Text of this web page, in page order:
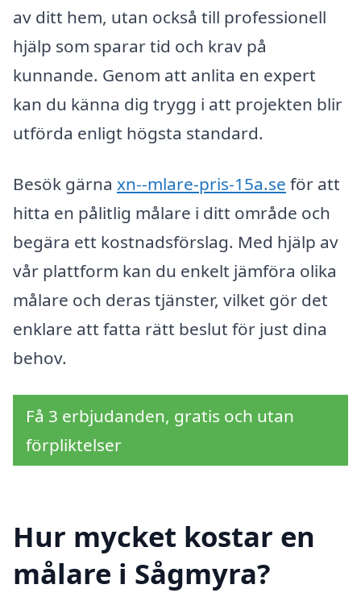
av ditt hem, utan också till professionell
hjälp som sparar tid och krav på
kunnande. Genom att anlita en expert
kan du känna dig trygg i att projekten blir
utförda enligt högsta standard.
Besök gärna xn--mlare-pris-15a.se för att
hitta en pålitlig målare i ditt område och
begära ett kostnadsförslag. Med hjälp av
vår plattform kan du enkelt jämföra olika
målare och deras tjänster, vilket gör det
enklare att fatta rätt beslut för just dina
behov.
Få 3 erbjudanden, gratis och utan
förpliktelser
Hur mycket kostar en
målare i Sågmyra?